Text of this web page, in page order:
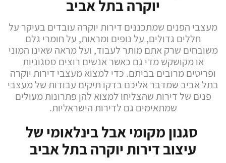
יוקרה בתל אביב
מעצבי הפנים שמתכננים דירות יוקרה עובדים בעיקר על
חללים גדולים, על נופים ומראות, על חומרי גלם
משובחים שרק אתם מותר לעבוד, ועל מראה שאינו המוני
או מקושקש מדי גם כאשר אנשים רוצים ססגוניות
ופריטים מרובים בביתם. כדי למצוא מעצבי דירות יוקרה
בתל אביב שמדבר אליכם בדקו תיקים עבודות של מעצבי
פנים של דירות שהצליחו למצוא להן פתרונות מעולים
שמתאימים גם לדירות הישראליות.
סגנון מקומי אבל בינלאומי של
עיצוב דירות יוקרה בתל אביב